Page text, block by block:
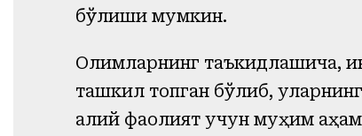
бўлиши мумкин.
Олимларнинг таъкидлашича,
ташкил топган бўлиб,
ақлий фаолият учун муҳим